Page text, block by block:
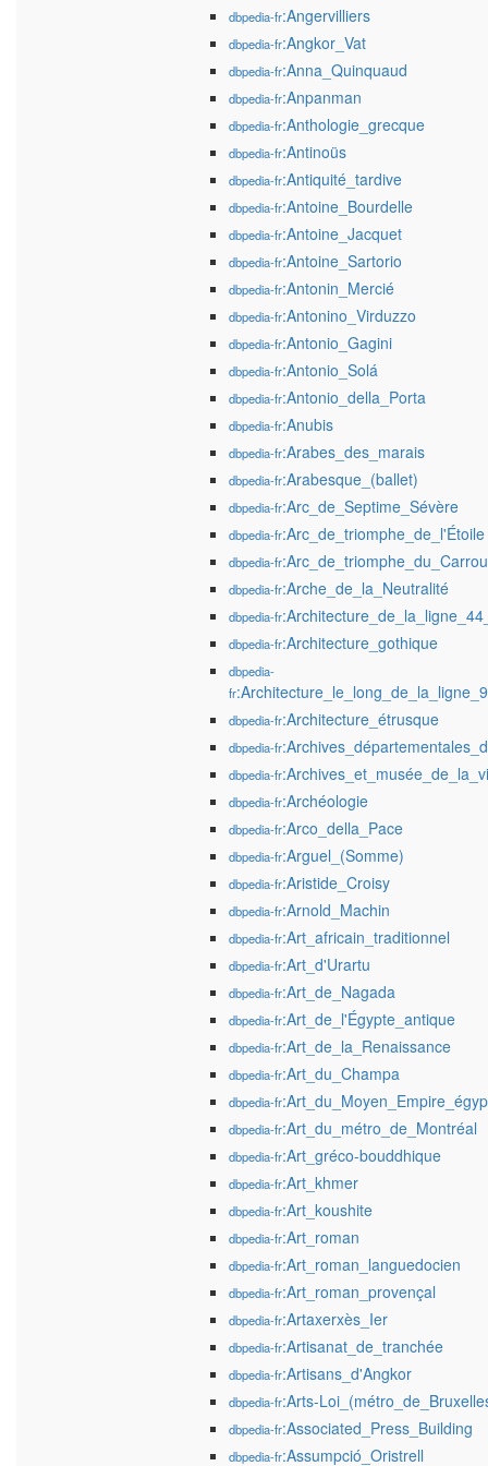
dbpedia-fr:Angervilliers
dbpedia-fr:Angkor_Vat
dbpedia-fr:Anna_Quinquaud
dbpedia-fr:Anpanman
dbpedia-fr:Anthologie_grecque
dbpedia-fr:Antinoüs
dbpedia-fr:Antiquité_tardive
dbpedia-fr:Antoine_Bourdelle
dbpedia-fr:Antoine_Jacquet
dbpedia-fr:Antoine_Sartorio
dbpedia-fr:Antonin_Mercié
dbpedia-fr:Antonino_Virduzzo
dbpedia-fr:Antonio_Gagini
dbpedia-fr:Antonio_Solá
dbpedia-fr:Antonio_della_Porta
dbpedia-fr:Anubis
dbpedia-fr:Arabes_des_marais
dbpedia-fr:Arabesque_(ballet)
dbpedia-fr:Arc_de_Septime_Sévère
dbpedia-fr:Arc_de_triomphe_de_l'Étoile
dbpedia-fr
dbpedia-fr:Arche_de_la_Neutralité
dbpedia-fr
dbpedia-fr:Architecture_gothique
dbpedia-
fr
dbpedia-fr:Architecture_étrusque
dbpedia-fr
dbpedia-fr
dbpedia-fr:Archéologie
dbpedia-fr:Arco_della_Pace
dbpedia-fr:Arguel_(Somme)
dbpedia-fr:Aristide_Croisy
dbpedia-fr:Arnold_Machin
dbpedia-fr:Art_africain_traditionnel
dbpedia-fr:Art_d'Urartu
dbpedia-fr:Art_de_Nagada
dbpedia-fr:Art_de_l'Égypte_antique
dbpedia-fr:Art_de_la_Renaissance
dbpedia-fr:Art_du_Champa
dbpedia-fr
dbpedia-fr:Art_du_métro_de_Montréal
dbpedia-fr:Art_gréco-bouddhique
dbpedia-fr:Art_khmer
dbpedia-fr:Art_koushite
dbpedia-fr:Art_roman
dbpedia-fr:Art_roman_languedocien
dbpedia-fr:Art_roman_provençal
dbpedia-fr:Artaxerxès_Ier
dbpedia-fr:Artisanat_de_tranchée
dbpedia-fr:Artisans_d'Angkor
dbpedia-fr:Arts-
dbpedia-fr:Associated_Press_Building
dbpedia-fr:Assumpció_Oristrell